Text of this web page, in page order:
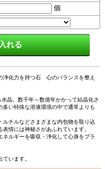
個
化力を持つ石 心のバランスを整え
晶。数千年～数億年かかって結晶化さ
い特殊な溶液環境の中で通常よりも
チルなどさまざまな内包物を取り込
情には神秘さがあふれています。
ルギーを吸収・浄化して心身をプラ
います。